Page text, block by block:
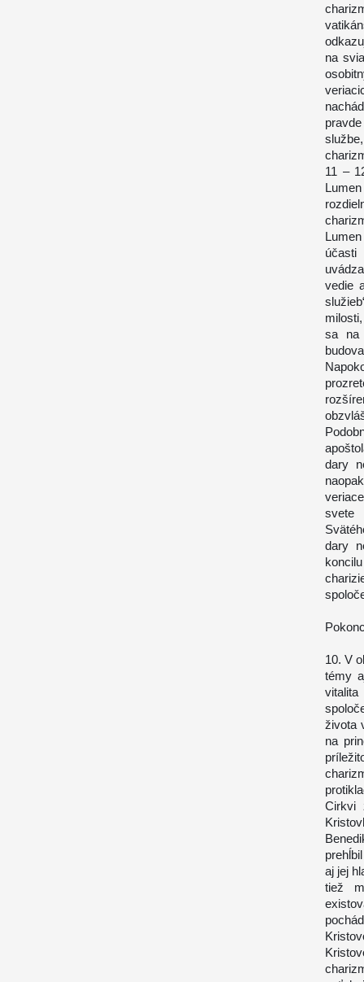
na
11 –
vedie
sa na
dary
svete
dary
10. V
témy
života
na
Cirkvi
aj jej
tiež